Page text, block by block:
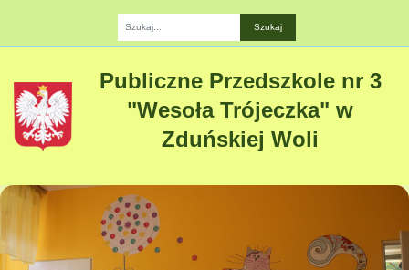
Publiczne Przedszkole nr 3
"Wesoła Trójeczka" w
Zduńskiej Woli